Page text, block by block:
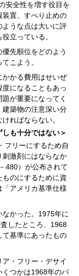
安全性を増す役目を
置、すべり止めの
ような点は大いに評
立っている。
先順位をどのよう
こよう。
かる費用はせいぜ
になることもあっ
が重要になってく
築物の注意深い分
ればならない。
も十分ではない＞
フリーにするため自
激剤にはならなか
480）が公布されて
のにするために資
アメリカ基準仕様
かった。1975年に
したところ、1968
基準にあったもの
・フリー・デサイ
くつかは1968年のバ